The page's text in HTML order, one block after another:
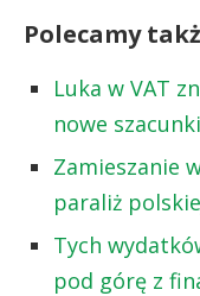
Polecamy
Luka w VAT
nowe
Zamieszanie
paraliż
Tych
pod górę z